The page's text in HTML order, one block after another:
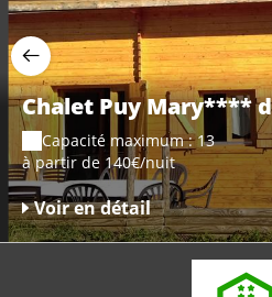
Chalet Puy Mary****
Capacité maximum : 13
à partir de 140€/nuit
Voir en détail